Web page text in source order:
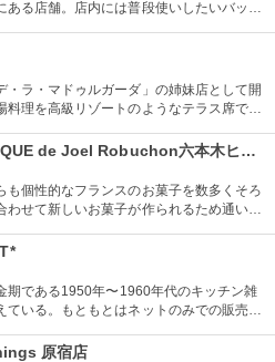
ある店舗。店内には普段使いしたいバッグ
気に入りの商品がきっと見つかるはず。
・ラ・マドゥルガーダ」の姉妹店として開
料理を高級リゾートのようなテラス席で楽
LA BOUTIQUE de Joel Robuchon六本木ヒルズ店
も個性的なフランスのお菓子を数多くそろ
わせて新しいお菓子が作られるため通い詰
期である1950年〜1960年代のキッチン雑
ている。もともとはネットのみでの販売だ
現行プロダクトの取り扱いも。
原宿店